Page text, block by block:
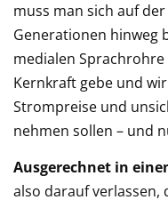
muss man sich auf
Generationen hinweg
medialen Sprachrohre
Kernkraft gebe und
Strompreise und
nehmen sollen – und
Ausgerechnet in
also darauf verlassen,